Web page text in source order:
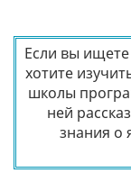
Если вы
хотите
школы
ней
знания о